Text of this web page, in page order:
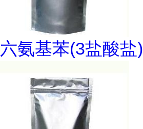
六氨基苯(3盐酸盐)